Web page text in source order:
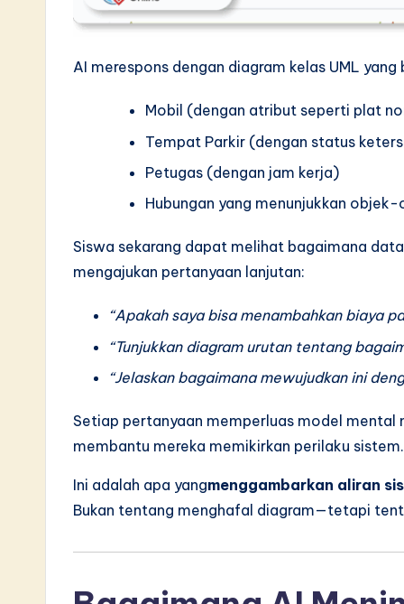
AI merespons dengan diagram kelas UML yang
Mobil (dengan atribut seperti plat
Tempat Parkir (dengan status
Petugas (dengan jam kerja)
Hubungan yang menunjukkan
Siswa sekarang dapat melihat bagaimana
mengajukan pertanyaan lanjutan:
“Apakah saya bisa menambahkan biaya
“Tunjukkan diagram urutan tentang
“Jelaskan bagaimana mewujudkan ini
Setiap pertanyaan memperluas model
membantu mereka memikirkan perilaku sistem.
Ini adalah apa yangmenggambarkan aliran
Bukan tentang menghafal diagram—tetapi